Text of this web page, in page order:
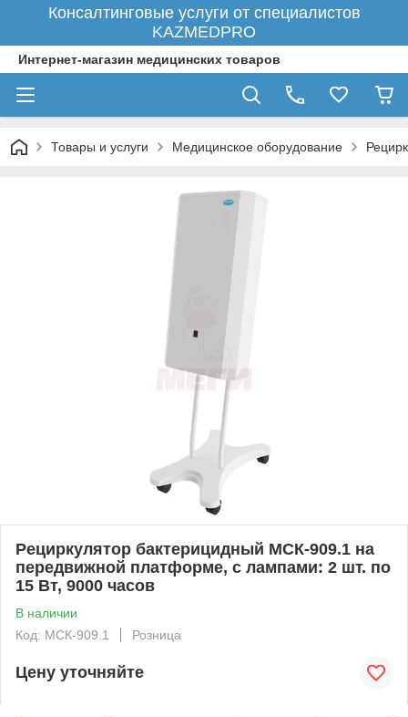
Консалтинговые услуги от специалистов
KAZMEDPRO
Интернет-магазин медицинских товаров
Товары и услуги Медицинское оборудование
Рециркулятор бактерицидный МСК-909.1 на
передвижной платформе, с лампами: 2 шт. по
15 Вт, 9000 часов
В наличии
Код: МСК-909.1
Розница
Цену уточняйте